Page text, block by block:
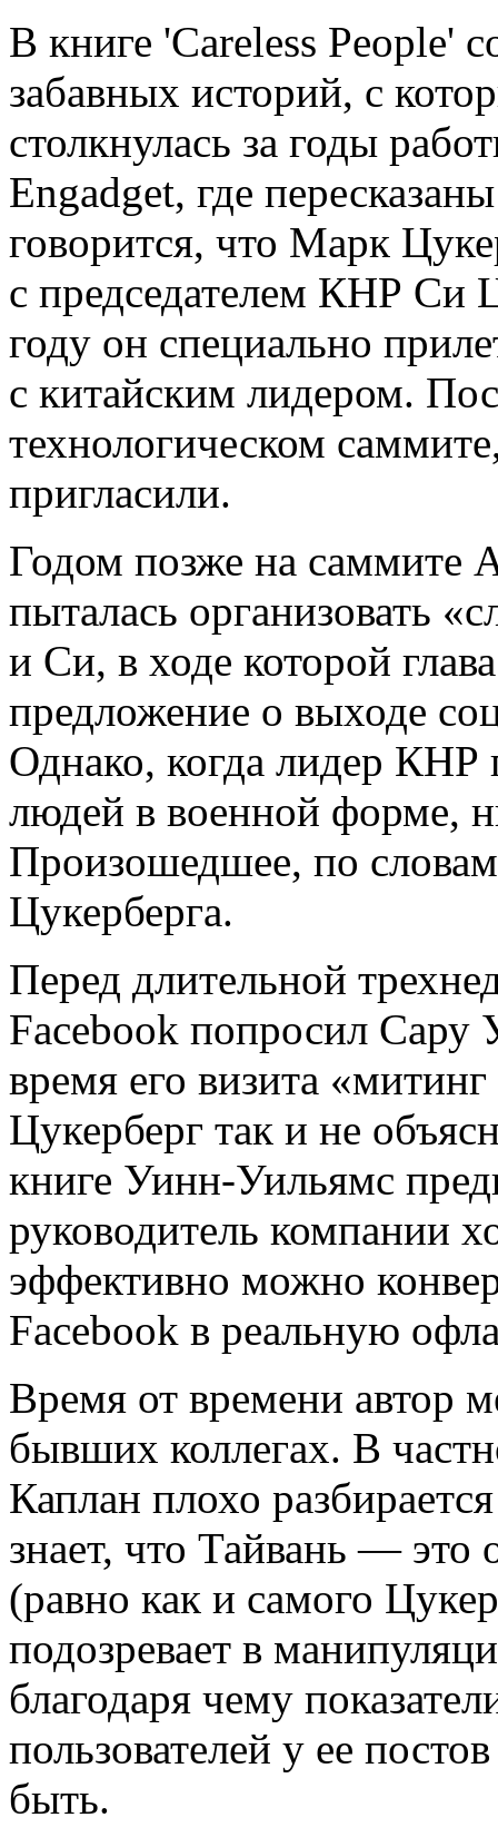
В книге 'Careless People'
забавных историй, с
столкнулась за годы
Engadget, где
говорится, что Марк
с председателем КНР Си
году он специально
с китайским лидером.
технологическом
пригласили.
Годом позже на саммите
пыталась организовать
и Си, в ходе которой
предложение о выходе
Однако, когда лидер КНР
людей в военной форме,
Произошедшее, по
Цукерберга.
Перед длительной
Facebook попросил Сару
время его визита
Цукерберг так и не
книге Уинн-Уильямс
руководитель компании
эффективно можно
Facebook в реальную
Время от времени автор
бывших коллегах. В
Каплан плохо
знает, что Тайвань —
(равно как и самого
подозревает в
благодаря чему
пользователей у ее
быть.